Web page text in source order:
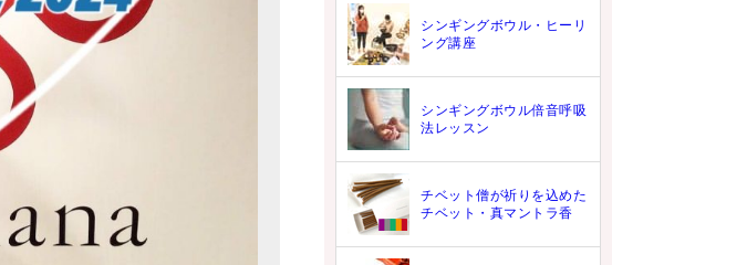
シンギングボウル・ヒーリ
ング講座
シンギングボウル倍音呼吸
法レッスン
チベット僧が祈りを込めた
チベット・真マントラ香